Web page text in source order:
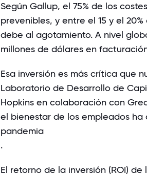
Según Gallup, el 75% de los
prevenibles, y entre el 15 y el
debe al agotamiento. A nivel
millones de dólares en
Esa inversión es más crítica que
Laboratorio de Desarrollo de
Hopkins en colaboración con
el bienestar de los empleados ha
pandemia
.
El retorno de la inversión (ROI)